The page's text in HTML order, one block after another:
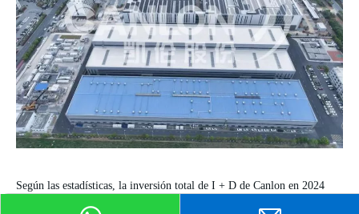
Según las estadísticas, la inversión total de I + D de Canlon en 2024
alcanzará RMB 139,539,206.28. Los productos representados por